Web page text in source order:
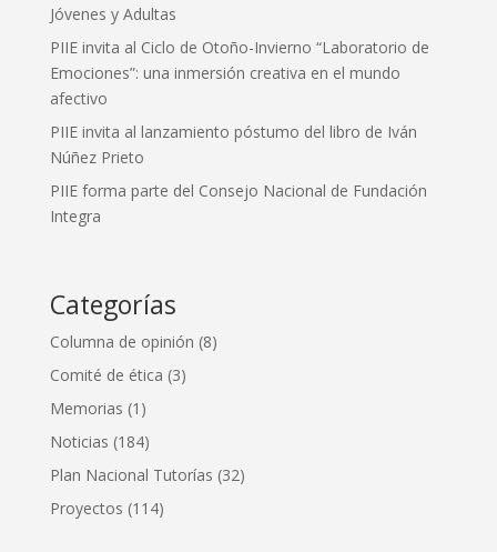
Jóvenes y Adultas
PIIE invita al Ciclo de Otoño-Invierno “Laboratorio de
Emociones”: una inmersión creativa en el mundo
afectivo
PIIE invita al lanzamiento póstumo del libro de Iván
Núñez Prieto
PIIE forma parte del Consejo Nacional de Fundación
Integra
Categorías
Columna de opinión (8)
Comité de ética (3)
Memorias (1)
Noticias (184)
Plan Nacional Tutorías (32)
Proyectos (114)